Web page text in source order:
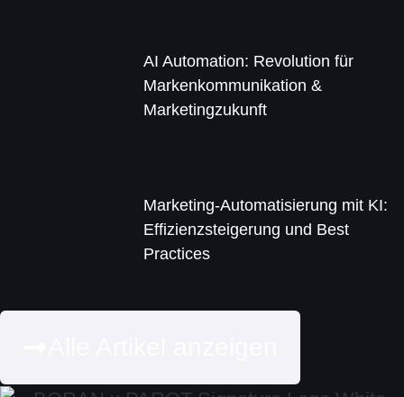
AI Automation: Revolution für
Markenkommunikation &
Marketingzukunft
Marketing-Automatisierung mit KI:
Effizienzsteigerung und Best
Practices